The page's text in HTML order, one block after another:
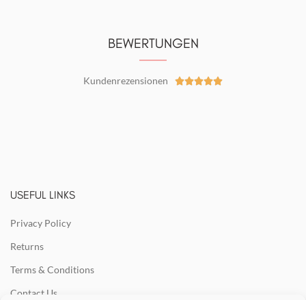
BEWERTUNGEN
Kundenrezensionen 
USEFUL LINKS
Privacy Policy
Returns
Terms & Conditions
Contact Us